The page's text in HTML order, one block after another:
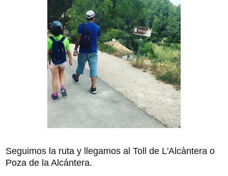
Seguimos la ruta y llegamos al Toll de L'Alcàntera o
Poza de la Alcántera.